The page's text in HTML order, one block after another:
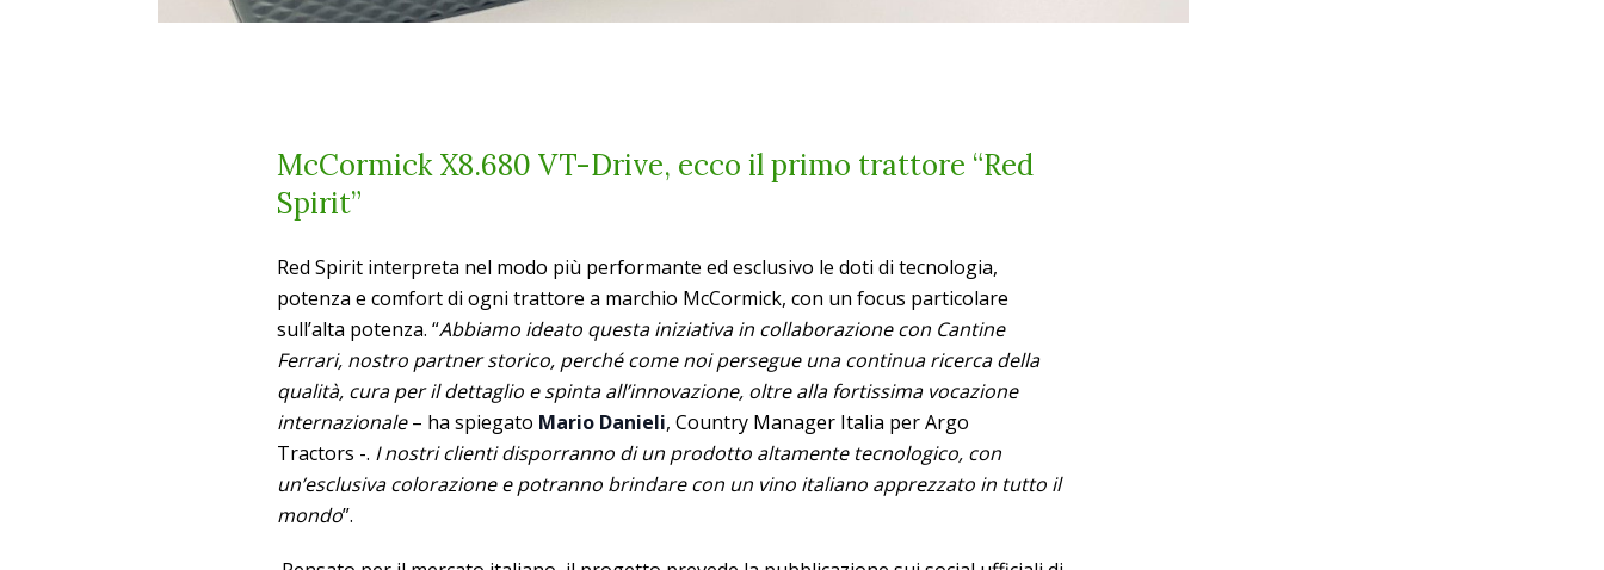
McCormick X8.680 VT-Drive, ecco il primo trattore “Red
Spirit”
Red Spirit interpreta nel modo più performante ed esclusivo le doti di tecnologia,
potenza e comfort di ogni trattore a marchio McCormick, con un focus particolare
sull’alta potenza. “Abbiamo ideato questa iniziativa in collaborazione con Cantine
Ferrari, nostro partner storico, perché come noi persegue una continua ricerca della
qualità, cura per il dettaglio e spinta all’innovazione, oltre alla fortissima vocazione
internazionale– ha spiegato Mario Danieli, Country Manager Italia per Argo
Tractors -. I nostri clienti disporranno di un prodotto altamente tecnologico, con
un’esclusiva colorazione e potranno brindare con un vino italiano apprezzato in tutto il
mondo”.